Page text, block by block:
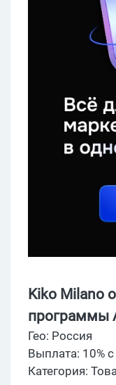
Kiko Milano
программы
Гео: Россия
Выплата: 10%
Категория: